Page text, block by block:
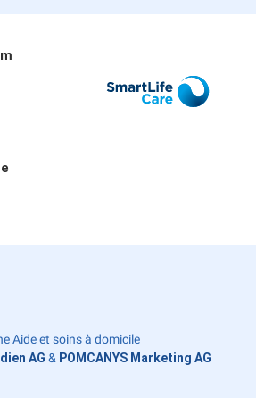
Aide et soins à domicile
AG & POMCANYS Marketing AG